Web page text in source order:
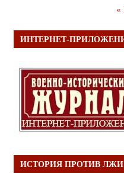
«
ИНТЕРНЕТ-
ИСТОРИЯ ПРОТИВ ЛЖИ